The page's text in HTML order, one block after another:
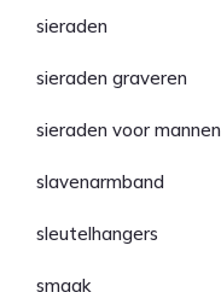
sieraden
sieraden graveren
sieraden voor mannen
slavenarmband
sleutelhangers
smaak